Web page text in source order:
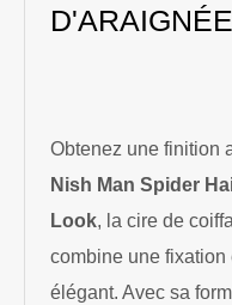
D'ARAIGNÉE
Obtenez une finition
Nish Man Spider
Look, la cire de
combine une
élégant. Avec sa